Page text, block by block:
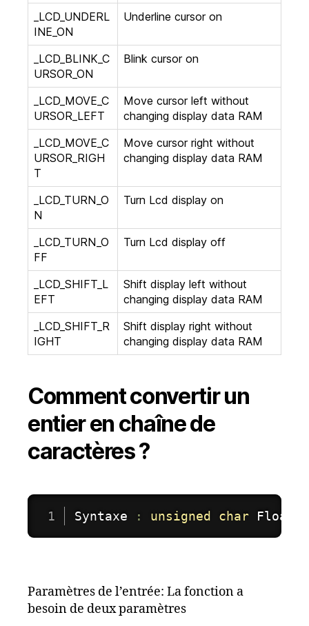
_LCD_UNDERL
INE_ON
Underline cursor on
_LCD_BLINK_C
URSOR_ON
Blink cursor on
_LCD_MOVE_C
URSOR_LEFT
Move cursor left without
changing display data RAM
_LCD_MOVE_C
URSOR_RIGH
T
Move cursor right without
changing display data RAM
_LCD_TURN_O
N
Turn Lcd display on
_LCD_TURN_O
FF
Turn Lcd display off
_LCD_SHIFT_L
EFT
Shift display left without
changing display data RAM
_LCD_SHIFT_R
IGHT
Shift display right without
changing display data RAM
Comment convertir un
entier en chaîne de
caractères ?
Syntaxe : unsigned char
Paramètres de l’entrée: La fonction a
besoin de deux paramètres